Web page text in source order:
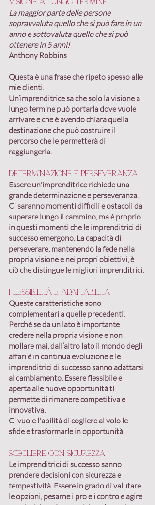
Visione a lungo termine
La maggior parte delle persone
sopravvaluta quello che si può fare in un
anno e sottovaluta quello che si può
ottenere in 5 anni!
Anthony Robbins
Questa è una frase che ripeto spesso alle
mie clienti.
Un’imprenditrice sa che solo la visione a
lungo termine può portarla dove vuole
arrivare e che è avendo chiara quella
destinazione che può costruire il
percorso che le permetterà di
raggiungerla.
Determinazione e perseveranza
Essere un'imprenditrice richiede una
grande determinazione e perseveranza.
Ci saranno momenti difficili e ostacoli da
superare lungo il cammino, ma è proprio
in questi momenti che le imprenditrici di
successo emergono. La capacità di
perseverare, mantenendo la fede nella
propria visione e nei propri obiettivi, è
ciò che distingue le migliori imprenditrici.
Flessibilità e adattabilità
Queste caratteristiche sono
complementari a quelle precedenti.
Perché se da un lato è importante
credere nella propria visione e non
mollare mai, dall’altro lato il mondo degli
affari è in continua evoluzione e le
imprenditrici di successo sanno adattarsi
al cambiamento. Essere flessibile e
aperta alle nuove opportunità ti
permette di rimanere competitiva e
innovativa.
Ci vuole l'abilità di cogliere al volo le
sfide e trasformarle in opportunità.
Scegliere con sicurezza
Le imprenditrici di successo sanno
prendere decisioni con sicurezza e
tempestività. Essere in grado di valutare
le opzioni, pesarne i pro e i contro e agire